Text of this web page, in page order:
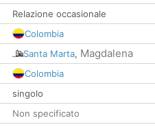
Relazione occasionale
Colombia
Santa Marta, Magdalena
Colombia
singolo
Non specificato